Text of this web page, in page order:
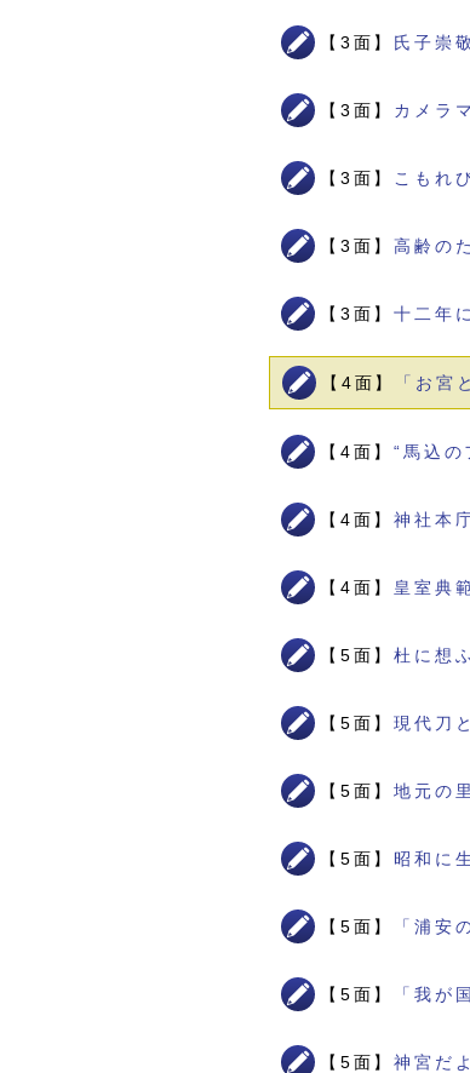
【3面】 氏子崇
【3面】 カメラ
【3面】 こもれ
【3面】高齢の
【3面】十二年
【4面】 「お
【4面】“馬込
【4面】神社本
【4面】 皇室典
【5面】杜に想ふ
【5面】現代刀
【5面】地元の
【5面】 昭和に
【5面】 「浦
【5面】 「我
【5面】神宮だ